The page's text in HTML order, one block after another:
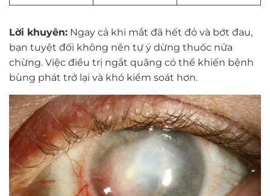
Lời khuyên: Ngay cả khi mắt đã hết đỏ và bớt đau,
bạn tuyệt đối không nên tự ý dừng thuốc nửa
chừng. Việc điều trị ngắt quãng có thể khiến bệnh
bùng phát trở lại và khó kiểm soát hơn.